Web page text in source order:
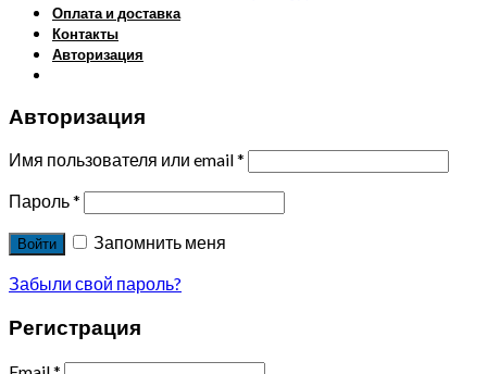
Оплата и доставка
Контакты
Авторизация
Авторизация
Имя пользователя или email*
Пароль*
Войти
Запомнить меня
Забыли свой пароль?
Регистрация